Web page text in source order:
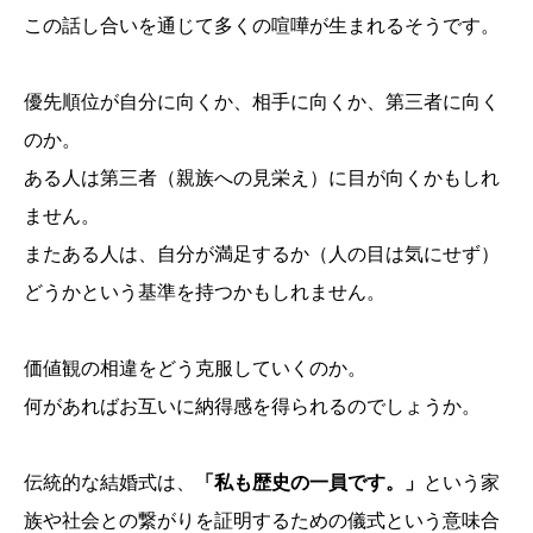
この話し合いを通じて多くの喧嘩が生まれるそうです。
優先順位が自分に向くか、相手に向くか、第三者に向く
のか。
ある人は第三者（親族への見栄え）に目が向くかもしれ
ません。
またある人は、自分が満足するか（人の目は気にせず）
どうかという基準を持つかもしれません。
価値観の相違をどう克服していくのか。
何があればお互いに納得感を得られるのでしょうか。
伝統的な結婚式は、 「私も歴史の一員です。」 という家
族や社会との繋がりを証明するための儀式という意味合